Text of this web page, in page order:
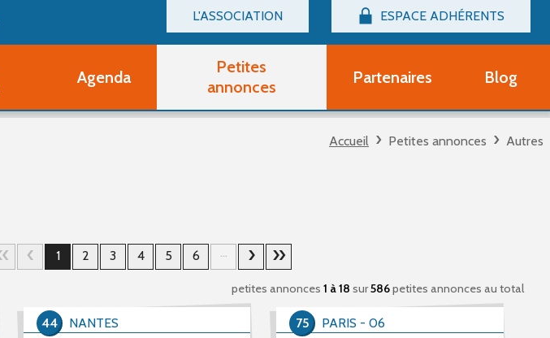
L'ASSOCIATION
Billetterie
Devenir adhérent Groupe Vocal
Devenir adhérent Partenaire
ESPACE ADHÉRENTS
Connexion
Agenda
Petites
annonces
Partenaires Blog
Accueil Petites annonces Autres
1 2 3 4 5 6 ...
petites annonces 1 à 18 sur586petites annonces au total
NANTES
44 PARIS - 06
75